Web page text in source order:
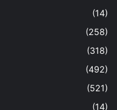
(14)
(258)
(318)
(492)
(521)
(14)